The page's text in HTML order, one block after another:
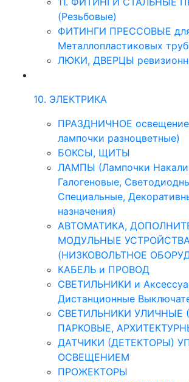
(Резьбовые)
ФИТИНГИ ПРЕССОВЫЕ
Металлопластиковых труб
ЛЮКИ, ДВЕРЦЫ
10. ЭЛЕКТРИКА
ПРАЗДНИЧНОЕ
лампочки разноцветные)
БОКСЫ, ЩИТЫ
ЛАМПЫ (Лампочки
Галогеновые,
Специальные,
назначения)
АВТОМАТИКА,
МОДУЛЬНЫЕ
(НИЗКОВОЛЬТНОЕ
КАБЕЛЬ и ПРОВОД
СВЕТИЛЬНИКИ и
Дистанционные
СВЕТИЛЬНИКИ УЛИЧНЫЕ
ПАРКОВЫЕ,
ДАТЧИКИ (ДЕТЕКТОРЫ)
ОСВЕЩЕНИЕМ
ПРОЖЕКТОРЫ